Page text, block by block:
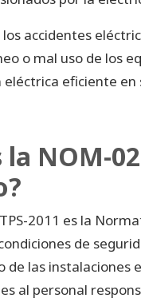
accidentes
o mal uso de los
eficiente
la NOM-
2011 es la
de
las instalaciones
al personal